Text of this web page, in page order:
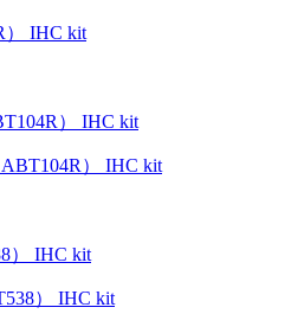
） IHC kit
） IHC kit